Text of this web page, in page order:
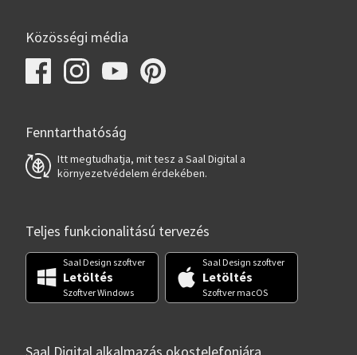
Közösségi média
Fenntarthatóság
Itt megtudhatja, mit tesz a Saal Digital a
környezetvédelem érdekében.
Teljes funkcionalitású tervezés
Saal Design szoftver
Letöltés
Szoftver Windows
Saal Design szoftver
Letöltés
Szoftver macOS